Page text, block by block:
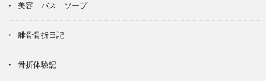
美容 バス ソープ
腓骨骨折日記
骨折体験記